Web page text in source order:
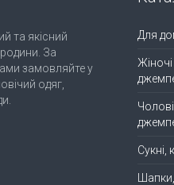
та якісний
За
замовляйте у
одяг,
Для